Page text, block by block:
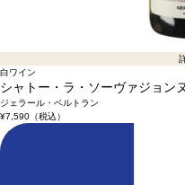
白ワイン
シャトー・ラ・ソーヴァジョン
ジェラール・ベルトラン
¥7,590（税込）